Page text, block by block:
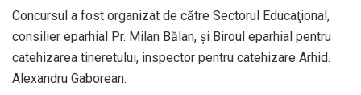
Concursul a fost organizat de către Sectorul Educaţional,
consilier eparhial Pr. Milan Bălan, şi Biroul eparhial pentru
catehizarea tineretului, inspector pentru catehizare Arhid.
Alexandru Gaborean.